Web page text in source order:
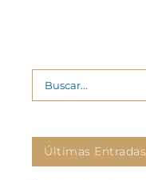
Buscar:
Últimas Entradas